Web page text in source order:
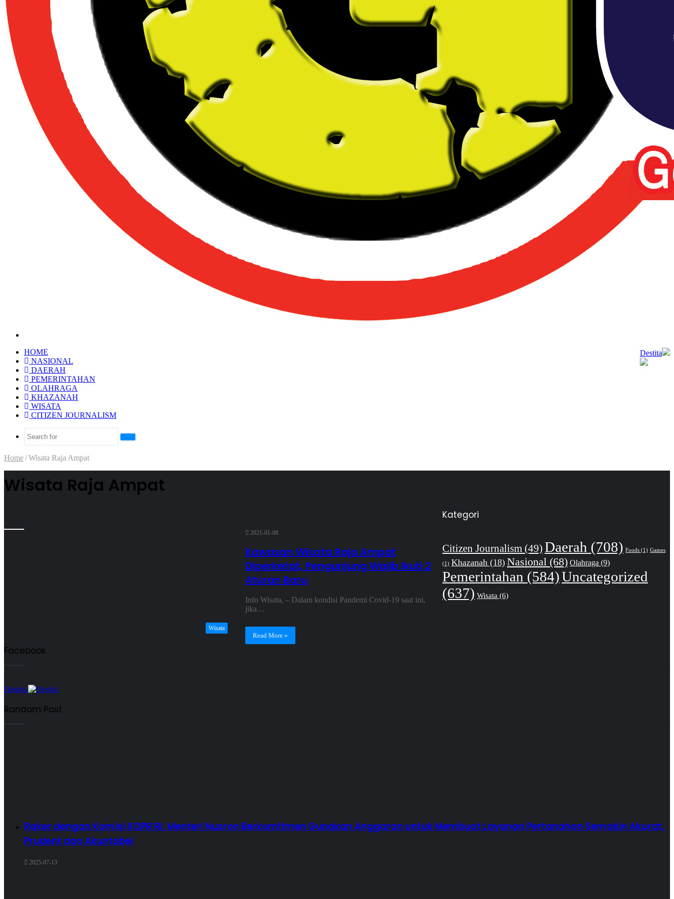
Destita
HOME
NASIONAL
DAERAH
PEMERINTAHAN
OLAHRAGA
KHAZANAH
WISATA
CITIZEN JOURNALISM
Home/Wisata Raja Ampat
Wisata Raja Ampat
Wisata
2021-01-08
Kawasan Wisata Raja Ampat
Diperketat, Pengunjung Wajib Ikuti 2
Aturan Baru
Info Wisata, – Dalam kondisi Pandemi Covid-19 saat ini,
jika…
Read More »
Facebook
Destita.
Random Post
Raker dengan Komisi II DPR RI, Menteri Nusron Berkomitmen Gunakan Anggaran untuk Membuat Layanan Pertanahan Semakin Akurat,
Prudent dan Akuntabel
2025-07-13
Kategori
Citizen Journalism (49) Daerah (708) Foods (1) Games
(1) Khazanah (18) Nasional (68) Olahraga (9)
Pemerintahan (584)Uncategorized
(637) Wisata (6)